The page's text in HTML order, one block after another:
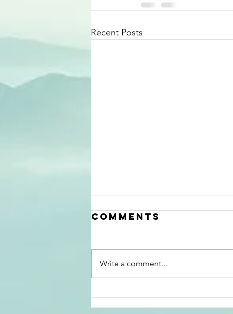
Recent Posts
미주 <밀알&세계>
2026년 7월호 서부
Comments
Write a comment...